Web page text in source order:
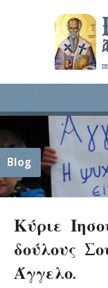
Blog
Κύριε
δούλους
Άγγελο.